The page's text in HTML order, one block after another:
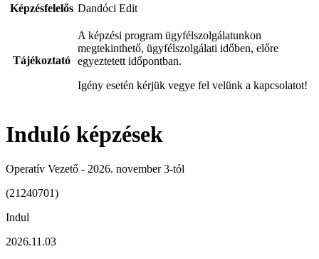
Képzésfelelős Dandóci Edit
Tájékoztató
A képzési program ügyfélszolgálatunkon
megtekinthető, ügyfélszolgálati időben, előre
egyeztetett időpontban.
Igény esetén kérjük vegye fel velünk a kapcsolatot!
Induló képzések
Operatív Vezető - 2026. november 3-tól
(21240701)
Indul
2026.11.03